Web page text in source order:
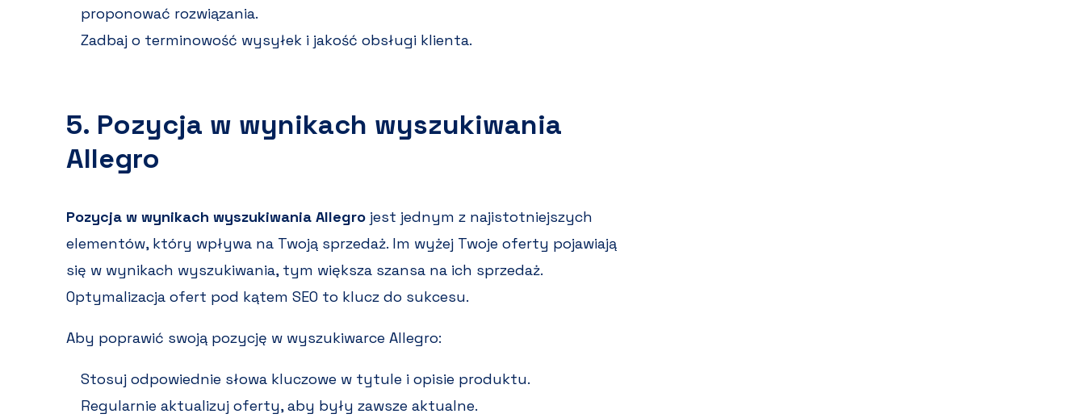
proponować rozwiązania.
Zadbaj o terminowość wysyłek i jakość obsługi klienta.
5. Pozycja w wynikach wyszukiwania
Allegro
Pozycja w wynikach wyszukiwania Allegro jest jednym z najistotniejszych
elementów, który wpływa na Twoją sprzedaż. Im wyżej Twoje oferty pojawiają
się w wynikach wyszukiwania, tym większa szansa na ich sprzedaż.
Optymalizacja ofert pod kątem SEO to klucz do sukcesu.
Aby poprawić swoją pozycję w wyszukiwarce Allegro:
Stosuj odpowiednie słowa kluczowe w tytule i opisie produktu.
Regularnie aktualizuj oferty, aby były zawsze aktualne.